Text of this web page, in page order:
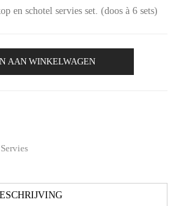
en schotel servies set. (doos à 6 sets)
AAN WINKELWAGEN
Servies